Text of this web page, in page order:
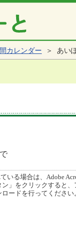
カレンダー ＞ あい
いる場合は、Adobe
」をクリックすると
ードを行ってください